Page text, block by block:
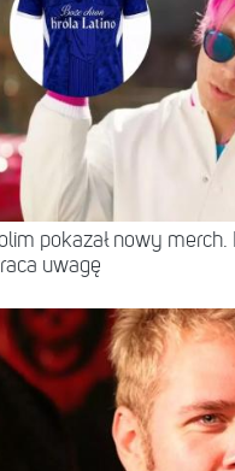
pokazał nowy
uwagę